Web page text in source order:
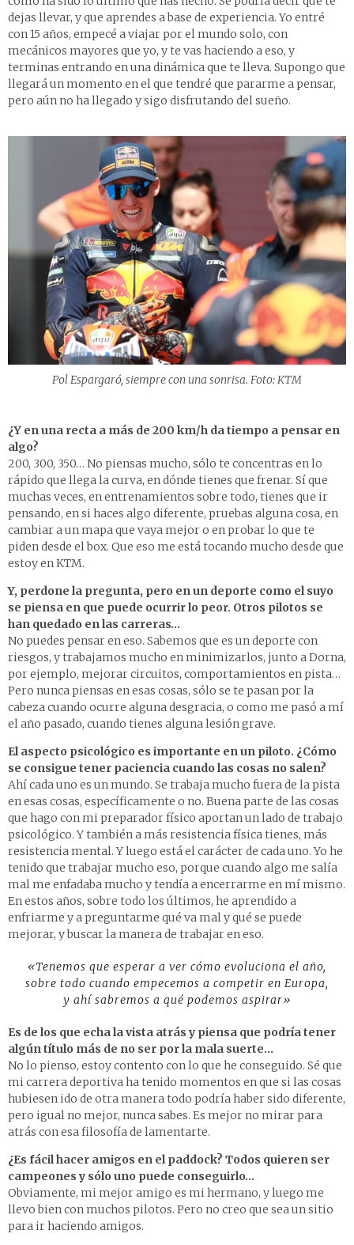
dejas llevar, y que aprendes a base de experiencia. Yo entré
con 15 años, empecé a viajar por el mundo solo, con
mecánicos mayores que yo, y te vas haciendo a eso, y
terminas entrando en una dinámica que te lleva. Supongo que
llegará un momento en el que tendré que pararme a pensar,
pero aún no ha llegado y sigo disfrutando del sueño.
Pol Espargaró, siempre con una sonrisa. Foto: KTM
¿Y en una recta a más de 200 km/h da tiempo a pensar en
algo?
200, 300, 350… No piensas mucho, sólo te concentras en lo
rápido que llega la curva, en dónde tienes que frenar. Sí que
muchas veces, en entrenamientos sobre todo, tienes que ir
pensando, en si haces algo diferente, pruebas alguna cosa, en
cambiar a un mapa que vaya mejor o en probar lo que te
piden desde el box. Que eso me está tocando mucho desde que
estoy en KTM.
Y, perdone la pregunta, pero en un deporte como el suyo
se piensa en que puede ocurrir lo peor. Otros pilotos se
han quedado en las carreras…
No puedes pensar en eso. Sabemos que es un deporte con
riesgos, y trabajamos mucho en minimizarlos, junto a Dorna,
por ejemplo, mejorar circuitos, comportamientos en pista…
Pero nunca piensas en esas cosas, sólo se te pasan por la
cabeza cuando ocurre alguna desgracia, o como me pasó a mí
el año pasado, cuando tienes alguna lesión grave.
El aspecto psicológico es importante en un piloto. ¿Cómo
se consigue tener paciencia cuando las cosas no salen?
Ahí cada uno es un mundo. Se trabaja mucho fuera de la pista
en esas cosas, específicamente o no. Buena parte de las cosas
que hago con mi preparador físico aportan un lado de trabajo
psicológico. Y también a más resistencia física tienes, más
resistencia mental. Y luego está el carácter de cada uno. Yo he
tenido que trabajar mucho eso, porque cuando algo me salía
mal me enfadaba mucho y tendía a encerrarme en mí mismo.
En estos años, sobre todo los últimos, he aprendido a
enfriarme y a preguntarme qué va mal y qué se puede
mejorar, y buscar la manera de trabajar en eso.
«Tenemos que esperar a ver cómo evoluciona el año,
sobre todo cuando empecemos a competir en Europa,
y ahí sabremos a qué podemos aspirar»
Es de los que echa la vista atrás y piensa que podría tener
algún título más de no ser por la mala suerte…
No lo pienso, estoy contento con lo que he conseguido. Sé que
mi carrera deportiva ha tenido momentos en que si las cosas
hubiesen ido de otra manera todo podría haber sido diferente,
pero igual no mejor, nunca sabes. Es mejor no mirar para
atrás con esa filosofía de lamentarte.
¿Es fácil hacer amigos en el paddock? Todos quieren ser
campeones y sólo uno puede conseguirlo…
Obviamente, mi mejor amigo es mi hermano, y luego me
llevo bien con muchos pilotos. Pero no creo que sea un sitio
para ir haciendo amigos.